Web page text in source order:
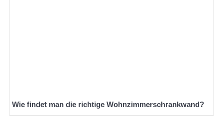
Wie findet man die richtige Wohnzimmerschrankwand?